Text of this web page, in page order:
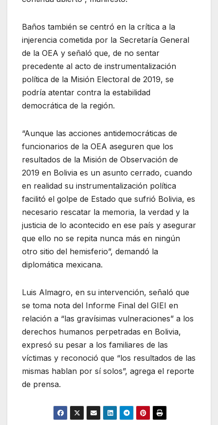
Baños también se centró en la crítica a la
injerencia cometida por la Secretaría General
de la OEA y señaló que, de no sentar
precedente al acto de instrumentalización
política de la Misión Electoral de 2019, se
podría atentar contra la estabilidad
democrática de la región.
“Aunque las acciones antidemocráticas de
funcionarios de la OEA aseguren que los
resultados de la Misión de Observación de
2019 en Bolivia es un asunto cerrado, cuando
en realidad su instrumentalización política
facilitó el golpe de Estado que sufrió Bolivia, es
necesario rescatar la memoria, la verdad y la
justicia de lo acontecido en ese país y asegurar
que ello no se repita nunca más en ningún
otro sitio del hemisferio”, demandó la
diplomática mexicana.
Luis Almagro, en su intervención, señaló que
se toma nota del Informe Final del GIEI en
relación a “las gravísimas vulneraciones” a los
derechos humanos perpetradas en Bolivia,
expresó su pesar a los familiares de las
víctimas y reconoció que “los resultados de las
mismas hablan por sí solos”, agrega el reporte
de prensa.